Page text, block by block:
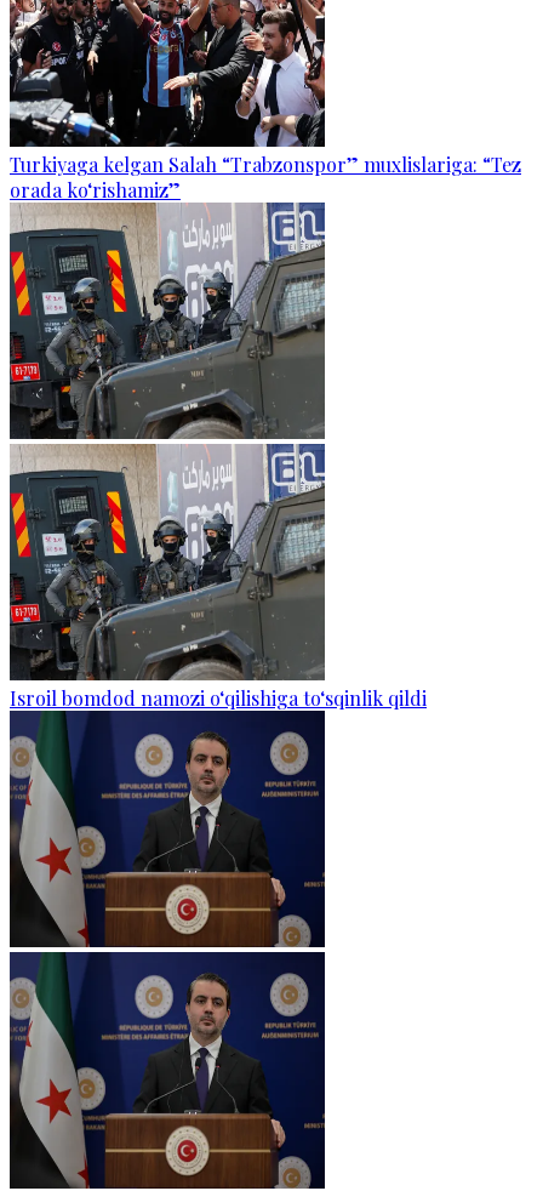
Turkiyaga kelgan Salah “Trabzonspor” muxlislariga: “Tez
orada ko‘rishamiz”
Isroil bomdod namozi o‘qilishiga to‘sqinlik qildi